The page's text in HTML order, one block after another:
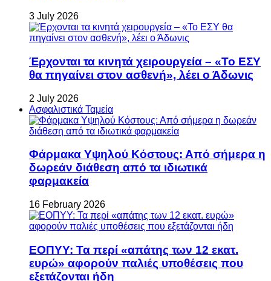
3 July 2026
Έρχονται τα κινητά χειρουργεία – «Το ΕΣΥ
θα πηγαίνει στον ασθενή», λέει ο Άδωνις
2 July 2026
Ασφαλιστικά Ταμεία
Φάρμακα Υψηλού Κόστους: Από σήμερα η
δωρεάν διάθεση από τα ιδιωτικά
φαρμακεία
16 February 2026
ΕΟΠΥΥ: Τα περί «απάτης των 12 εκατ.
ευρώ» αφορούν παλιές υποθέσεις που
εξετάζονται ήδη